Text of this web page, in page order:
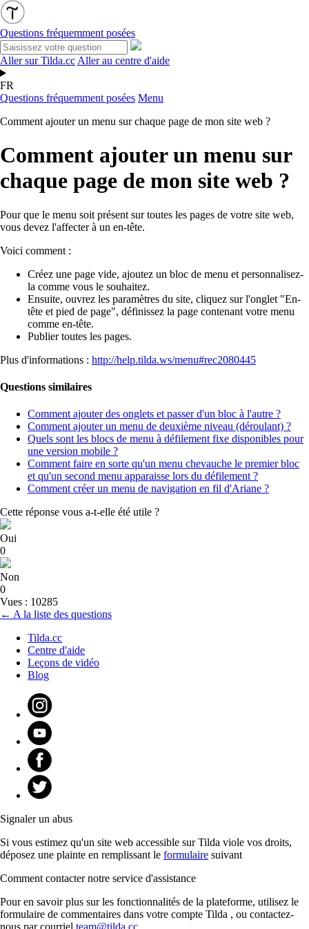
Questions fréquemment posées
Aller sur Tilda.cc Aller au centre d'aide
FR
Questions fréquemment posées Menu
Comment ajouter un menu sur chaque page de mon site web ?
Comment ajouter un menu sur
chaque page de mon site web ?
Pour que le menu soit présent sur toutes les pages de votre site web,
vous devez l'affecter à un en-tête.
Voici comment :
Créez une page vide, ajoutez un bloc de menu et personnalisez-
la comme vous le souhaitez.
Ensuite, ouvrez les paramètres du site, cliquez sur l'onglet "En-
tête et pied de page", définissez la page contenant votre menu
comme en-tête.
Publier toutes les pages.
Plus d'informations : http://help.tilda.ws/menu#rec2080445
Questions similaires
Comment ajouter des onglets et passer d'un bloc à l'autre ?
Comment ajouter un menu de deuxième niveau (déroulant) ?
Quels sont les blocs de menu à défilement fixe disponibles pour
une version mobile ?
Comment faire en sorte qu'un menu chevauche le premier bloc
et qu'un second menu apparaisse lors du défilement ?
Comment créer un menu de navigation en fil d'Ariane ?
Cette réponse vous a-t-elle été utile ?
Oui
0
Non
0
Vues : 10285
← A la liste des questions
Tilda.cc
Centre d'aide
Leçons de vidéo
Blog
Signaler un abus
Si vous estimez qu'un site web accessible sur Tilda viole vos droits,
déposez une plainte en remplissant le formulaire suivant
Comment contacter notre service d'assistance
Pour en savoir plus sur les fonctionnalités de la plateforme, utilisez le
formulaire de commentaires dans votre compte Tilda , ou contactez-